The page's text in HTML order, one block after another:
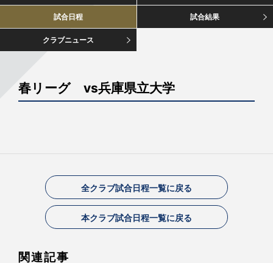
試合日程 試合結果
クラブニュース
春リーグ vs兵庫県立大学
全クラブ試合日程一覧に戻る
本クラブ試合日程一覧に戻る
関連記事